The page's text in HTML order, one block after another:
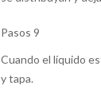
Pasos 9
Cuando el líquido
y tapa.